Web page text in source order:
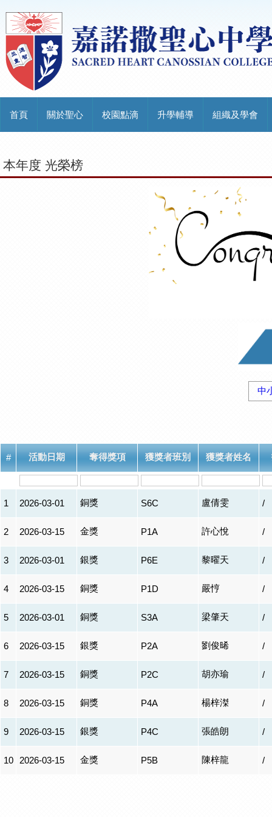
首頁 關於聖心 校園點滴 升學輔導 組織及學會
本年度 光榮榜
中
# 活動日期 奪得獎項 獲獎者班別 獲獎者姓名
1 2026-03-01 銅獎 S6C 盧倩雯 /
2 2026-03-15 金獎 P1A 許心悅 /
3 2026-03-01 銀獎 P6E 黎曜天 /
4 2026-03-15 銅獎 P1D 嚴悙 /
5 2026-03-01 銅獎 S3A 梁肇天 /
6 2026-03-15 銀獎 P2A 劉俊晞 /
7 2026-03-15 銅獎 P2C 胡亦瑜 /
8 2026-03-15 銅獎 P4A 楊梓滐 /
9 2026-03-15 銀獎 P4C 張皓朗 /
10 2026-03-15 金獎 P5B 陳梓龍 /